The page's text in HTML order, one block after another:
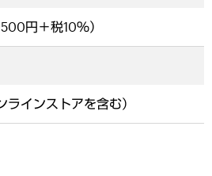
円＋税10％）
インストアを含む）